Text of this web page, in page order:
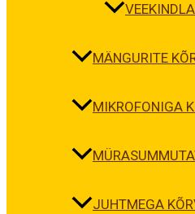
MÄNGURITE
MIKROFONIGA
JUHTMEGA